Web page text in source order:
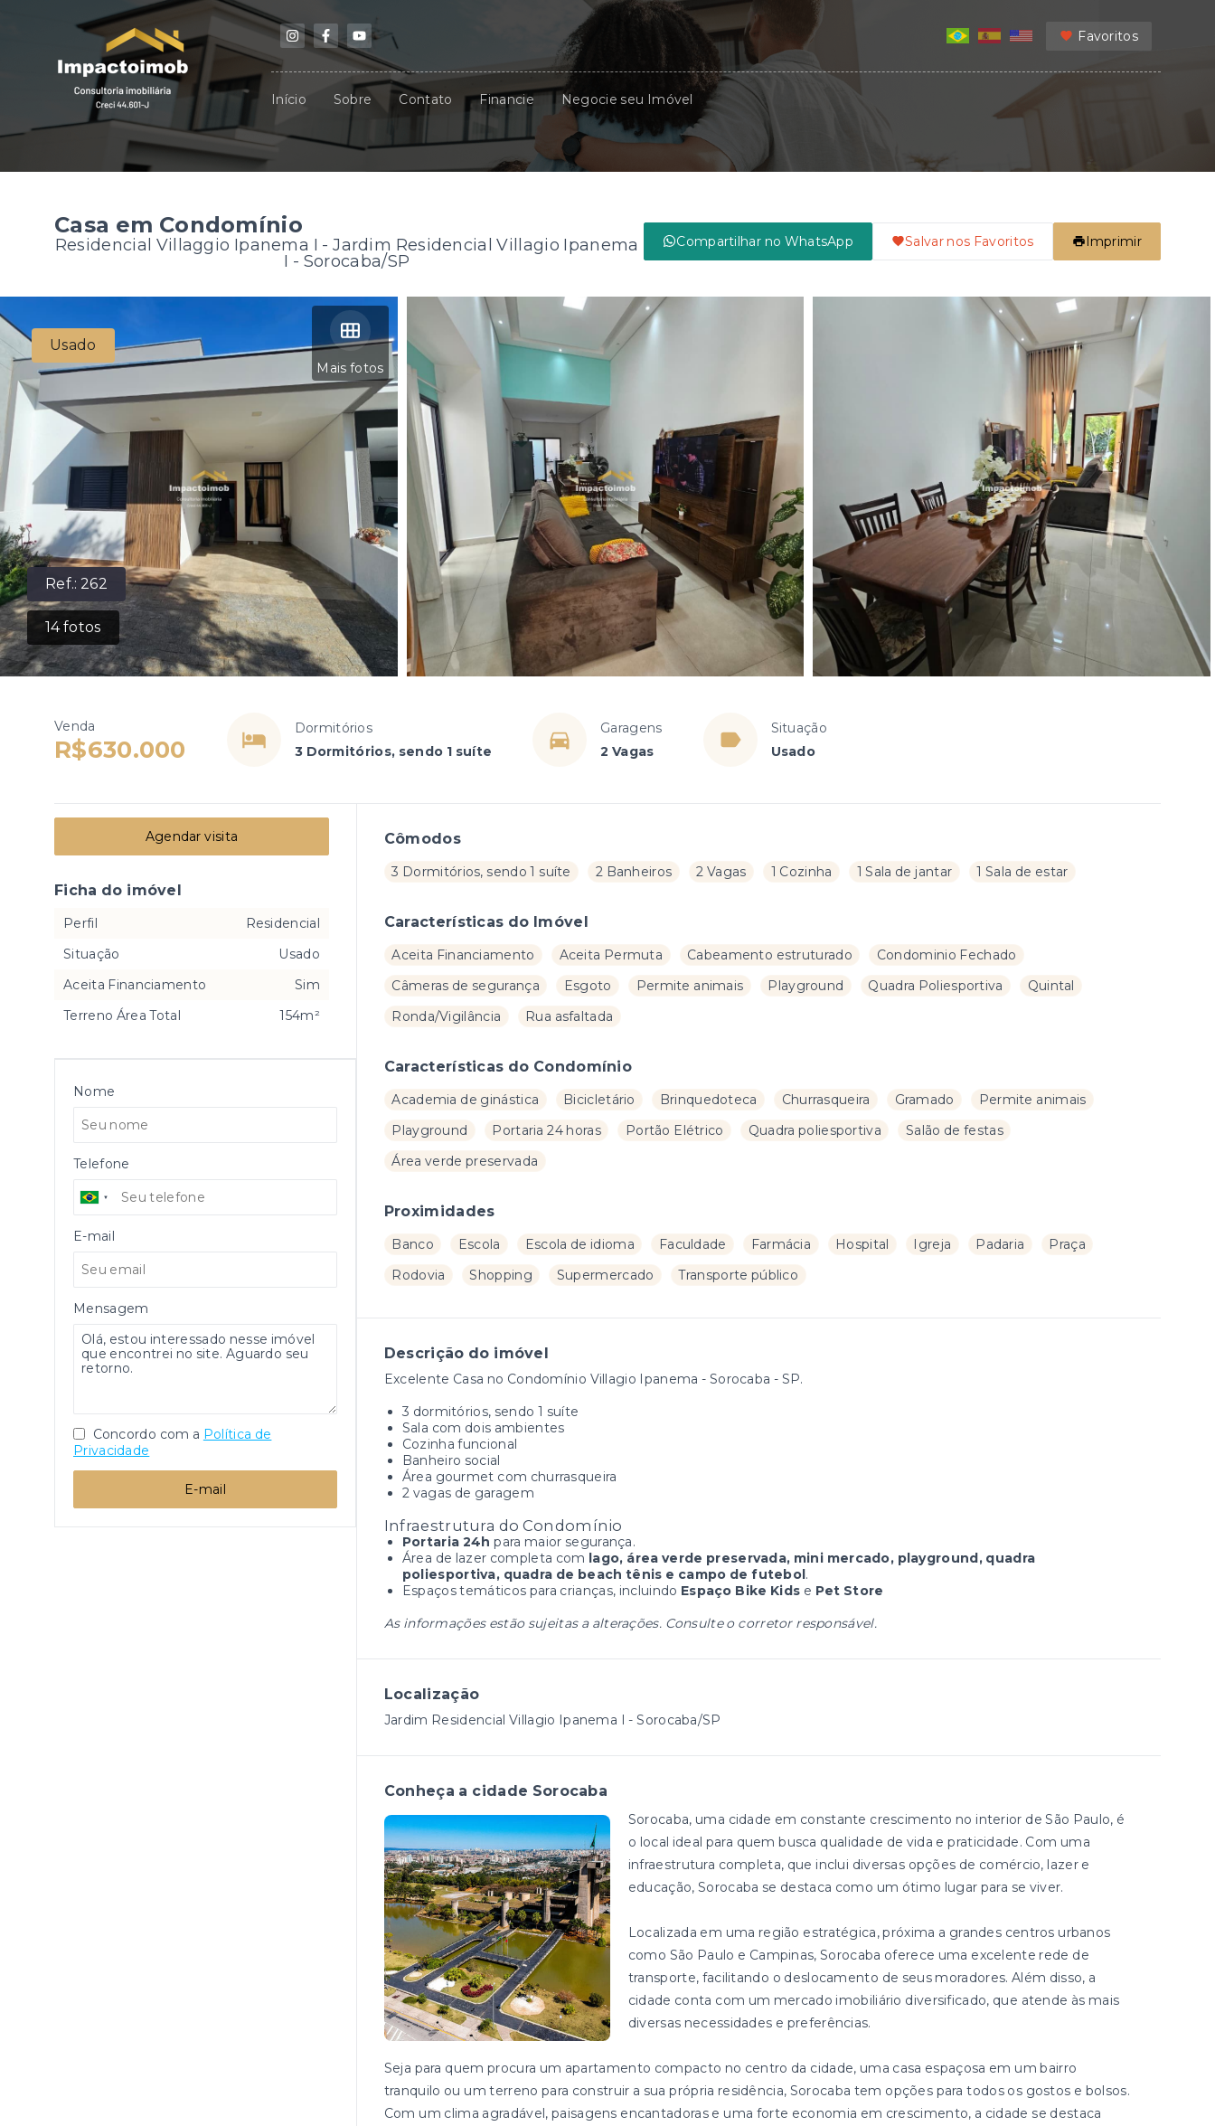
Favoritos
Início Sobre Contato Financie Negocie seu Imóvel
Casa em Condomínio
Residencial Villaggio Ipanema I -Jardim Residencial Villagio Ipanema
I - Sorocaba/SP
Compartilhar no WhatsApp Salvar nos Favoritos Imprimir
Ref.:262
14fotos
Mais fotos
Usado
Venda
R$630.000
Dormitórios
3 Dormitórios, sendo 1 suíte
Garagens
2 Vagas
Situação
Usado
Cômodos
3 Dormitórios, sendo 1 suíte 2 Banheiros 2 Vagas 1 Cozinha 1 Sala de jantar 1 Sala de estar
Características do Imóvel
Aceita Financiamento Aceita Permuta Cabeamento estruturado
Condominio Fechado
Câmeras de segurança
Esgoto Permite animais Playground Quadra Poliesportiva
Quintal
Ronda/Vigilância
Rua asfaltada
Características do Condomínio
Academia de ginástica Bicicletário Brinquedoteca Churrasqueira Gramado
Permite animais
Playground
Portaria 24 horas Portão Elétrico Quadra poliesportiva
Salão de festas
Área verde preservada
Proximidades
Banco Escola Escola de idioma Faculdade Farmácia Hospital Igreja Padaria
Praça
Rodovia
Shopping Supermercado Transporte público
Descrição do imóvel
Excelente Casa no Condomínio Villagio Ipanema - Sorocaba - SP.
3 dormitórios, sendo 1 suíte
Sala com dois ambientes
Cozinha funcional
Banheiro social
Área gourmet com churrasqueira
2 vagas de garagem
Infraestrutura do Condomínio
Portaria 24h para maior segurança.
Área de lazer completa com lago, área verde preservada, mini mercado, playground, quadra
poliesportiva, quadra de beach tênis e campo de futebol.
Espaços temáticos para crianças, incluindo Espaço Bike Kids e Pet Store
As informações estão sujeitas a alterações. Consulte o corretor responsável.
Localização
Jardim Residencial Villagio Ipanema I - Sorocaba/SP
Conheça a cidade Sorocaba
Sorocaba, uma cidade em constante crescimento no interior de São Paulo, é
o local ideal para quem busca qualidade de vida e praticidade. Com uma
infraestrutura completa, que inclui diversas opções de comércio, lazer e
educação, Sorocaba se destaca como um ótimo lugar para se viver.
Localizada em uma região estratégica, próxima a grandes centros urbanos
como São Paulo e Campinas, Sorocaba oferece uma excelente rede de
transporte, facilitando o deslocamento de seus moradores. Além disso, a
cidade conta com um mercado imobiliário diversificado, que atende às mais
diversas necessidades e preferências.
Seja para quem procura um apartamento compacto no centro da cidade, uma casa espaçosa em um bairro
tranquilo ou um terreno para construir a sua própria residência, Sorocaba tem opções para todos os gostos e bolsos.
Com um clima agradável, paisagens encantadoras e uma forte economia em crescimento, a cidade se destaca
Agendar visita
Ficha do imóvel
Perfil
Residencial
Situação
Usado
Aceita Financiamento
Sim
Terreno Área Total
154m²
Nome
Telefone
E-mail
Mensagem
Concordo com a Política de
Privacidade
E-mail